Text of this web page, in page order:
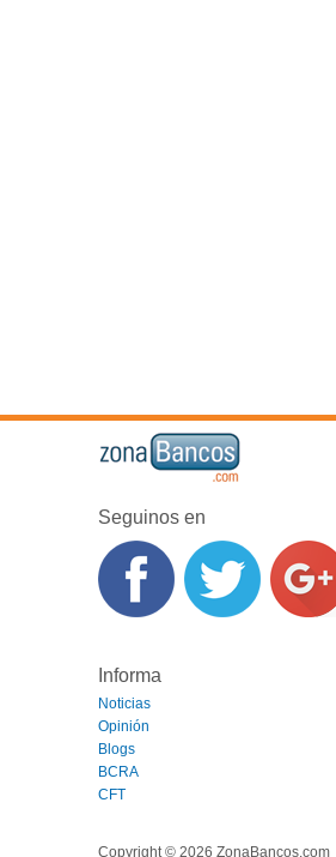
Seguinos en
Informa
Noticias
Opinión
Blogs
BCRA
CFT
Copyright © 2026 ZonaBancos.com